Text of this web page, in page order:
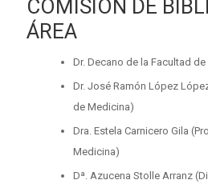
COMISIÓN DE
ÁREA
Dr. Decano de la Facultad
Dr. José Ramón López
de Medicina)
Dra. Estela Carnicero Gila
Medicina)
Dª. Azucena Stolle Arranz